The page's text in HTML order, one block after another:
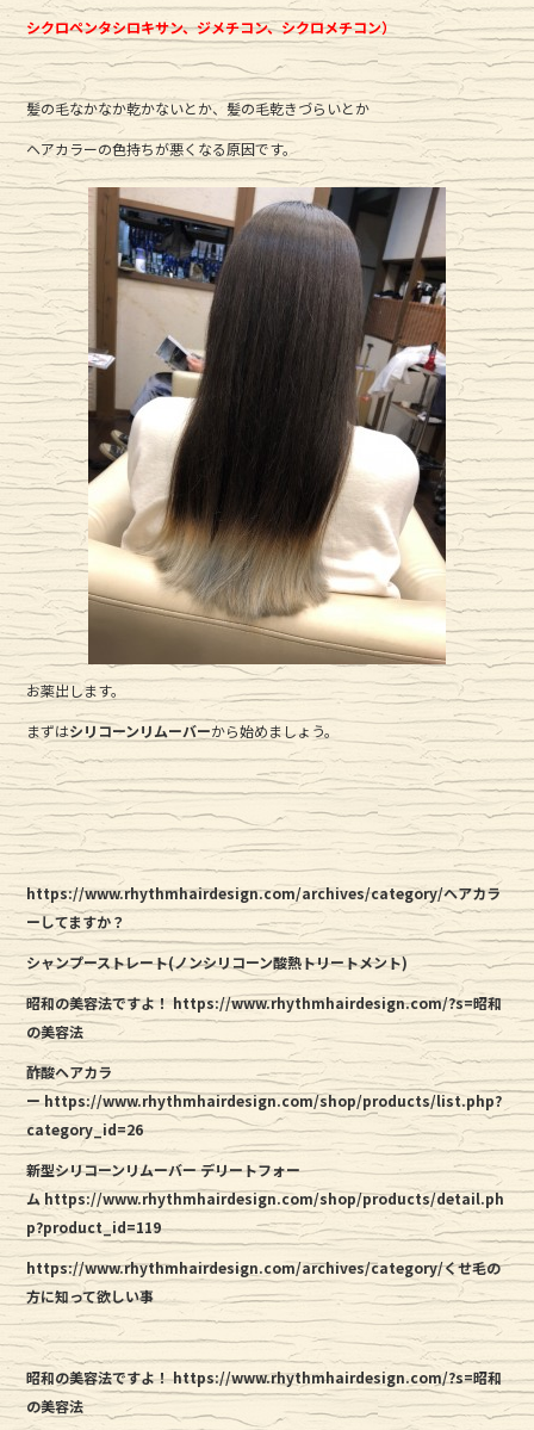
シクロペンタシロキサン、ジメチコン、シクロメチコン）
髪の毛なかなか乾かないとか、髪の毛乾きづらいとか
ヘアカラーの色持ちが悪くなる原因です。
お薬出します。
まずはシリコーンリムーバーから始めましょう。
https://www.rhythmhairdesign.com/archives/category/ヘアカラ
ーしてますか？
シャンプーストレート(ノンシリコーン酸熱トリートメント)
昭和の美容法ですよ！https://www.rhythmhairdesign.com/?s=昭和
の美容法
酢酸ヘアカラ
ーhttps://www.rhythmhairdesign.com/shop/products/list.php?
category_id=26
新型シリコーンリムーバー デリートフォー
ム https://www.rhythmhairdesign.com/shop/products/detail.ph
p?product_id=119
https://www.rhythmhairdesign.com/archives/category/くせ毛の
方に知って欲しい事
昭和の美容法ですよ！https://www.rhythmhairdesign.com/?s=昭和
の美容法